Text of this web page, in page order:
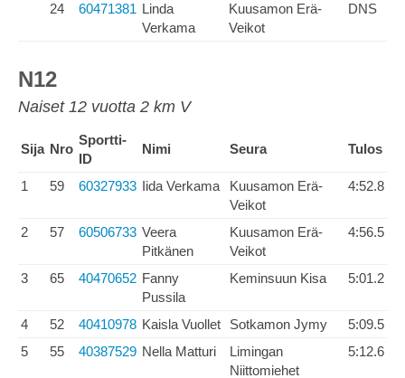
24 60471381 Linda
Verkama
Kuusamon Erä-
Veikot
DNS
N12
Naiset 12 vuotta 2 km V
Sija Nro
Sportti-
ID
Nimi Seura Tulos
1 59 60327933 Iida Verkama
Kuusamon Erä-
Veikot
4:52.8
2 57 60506733 Veera
Pitkänen
Kuusamon Erä-
Veikot
4:56.5
3 65 40470652 Fanny
Pussila
Keminsuun Kisa 5:01.2
4 52 40410978 Kaisla Vuollet Sotkamon Jymy
5:09.5
5
55 40387529 Nella Matturi
Limingan
Niittomiehet
5:12.6